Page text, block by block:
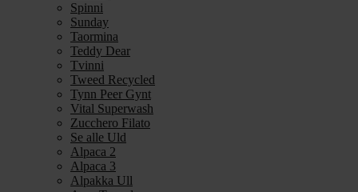
Spinni
Sunday
Taormina
Teddy Dear
Tvinni
Tweed Recycled
Tynn Peer Gynt
Vital Superwash
Zucchero Filato
Se alle Uld
Alpaca 2
Alpaca 3
Alpakka Ull